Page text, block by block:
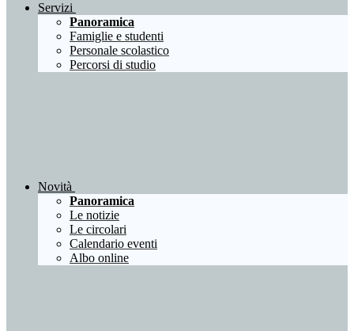
Servizi
Panoramica
Famiglie e studenti
Personale scolastico
Percorsi di studio
Novità
Panoramica
Le notizie
Le circolari
Calendario eventi
Albo online